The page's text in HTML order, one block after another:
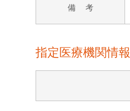
備 考
指定医療機関情報